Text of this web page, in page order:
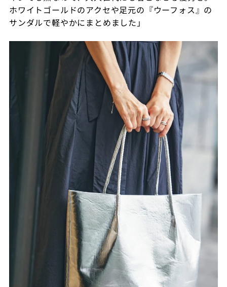
ホワイトゴールドのアクセや足元の『ウーフォス』の
サンダルで軽やかにまとめました」